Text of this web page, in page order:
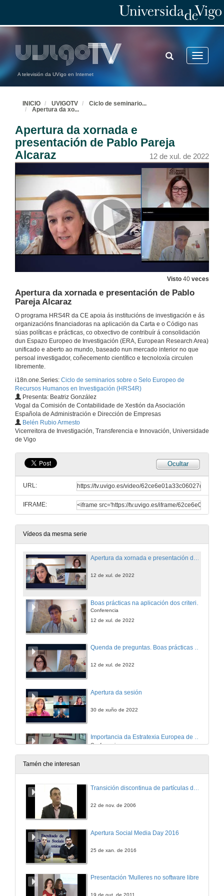
A televisión da UVigo en Internet
Toggle
TOGGLE
SEARCH
INICIO UVIGOTV Ciclo de seminario...
Apertura da xo...
Apertura da xornada e
presentación de Pablo Pareja
Alcaraz
12 de xul. de 2022
Visto 40 veces
Apertura da xornada e presentación de Pablo
Pareja Alcaraz
O programa HRS4R da CE apoia ás institucións de investigación e ás
organizacións financiadoras na aplicación da Carta e o Código nas
súas políticas e prácticas, co obxectivo de contribuír á consolidación
dun Espazo Europeo de Investigación (ERA, European Research Area)
unificado e aberto ao mundo, baseado nun mercado interior no que
persoal investigador, coñecemento científico e tecnoloxía circulen
libremente.
i18n.one.Series: Ciclo de seminarios sobre o Selo Europeo de
Recursos Humanos en Investigación (HRS4R)
Presenta: Beatriz González
Vogal da Comisión de Contabilidade de Xestión da Asociación
Española de Administración e Dirección de Empresas
Belén Rubio Armesto
Vicerreitora de Investigación, Transferencia e Innovación, Universidade
de Vigo
Ocultar
URL:
IFRAME:
Vídeos da mesma serie
Apertura da xornada e presentación de Pablo Pareja Alcaraz
12 de xul. de 2022
Conferencia
12 de xul. de 2022
Quenda de preguntas. Boas prácticas na aplicación dos criterios OTM-R
12 de xul. de 2022
Apertura da sesión
30 de xuño de 2022
Importancia da Estratexia Europea de Recursos Humanos en Investigación (HRS4R)
Conferencia
30 de xuño de 2022
Conferencia
Tamén che interesan
Transición discontinua de partículas de microgel termosensible
22 de nov. de 2006
Apertura Social Media Day 2016
25 de xan. de 2016
Presentación 'Mulleres no software libre'
19 de out. de 2011